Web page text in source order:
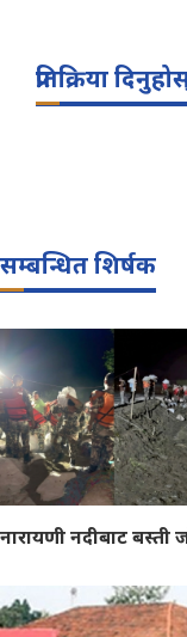
प्रतिक्रिया
सम्बन्धित शिर्षक
नारायणी नदीबाट बस्ती